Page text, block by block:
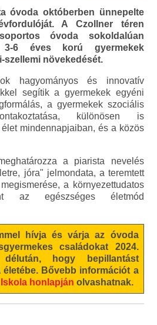
óvoda októberben ünnepelte
A Czollner téren
óvoda sokoldalúan
6 éves korú gyermekek
szellemi növekedését.
hagyományos és innovatív
segítik a gyermekek egyéni
a gyermekek szociális
különösen is
mindennapjaiban, és a közös
a piarista nevelés
jóra" jelmondata, a teremtett
a környezettudatos
az egészséges életmód
hívja és várja az óvoda
családokat 2024.
hogy bepillantást
Bővebb információt a
honlapján olvashatnak.